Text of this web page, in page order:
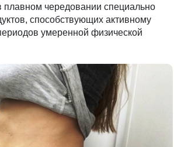
плавном чередовании специально
способствующих активному
умеренной физической